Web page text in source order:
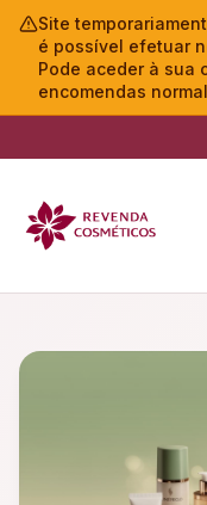
Site
é possível efetuar
Pode aceder à sua
encomendas